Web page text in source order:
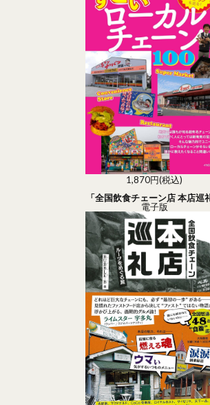
1,870円(税込)
「全国飲食チェーン店 本店巡
電子版